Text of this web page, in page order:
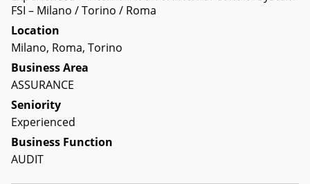
FSI – Milano / Torino / Roma
Location
Milano, Roma, Torino
Business Area
ASSURANCE
Seniority
Experienced
Business Function
AUDIT